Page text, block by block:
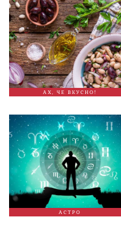
АХ, ЧЕ ВКУСНО!
АСТРО